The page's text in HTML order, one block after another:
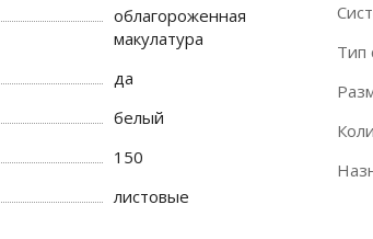
облагороженная
макулатура
да
белый
150
листовые
Тип